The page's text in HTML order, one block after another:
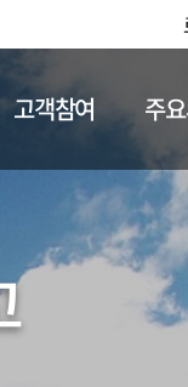
채용정보
고객참여 주